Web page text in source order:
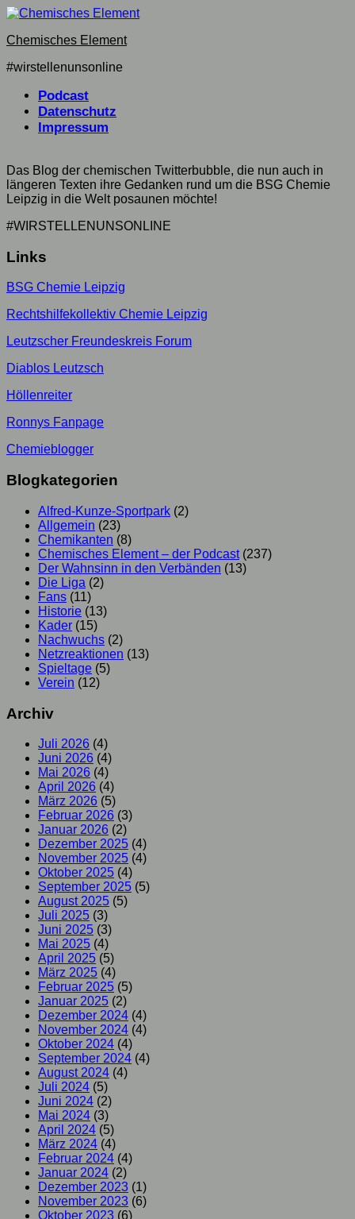
Skip
content
Chemisches Element
#wirstellenunsonline
Podcast
Datenschutz
Impressum
Das Blog der chemischen Twitterbubble, die nun auch in
längeren Texten ihre Gedanken rund um die BSG Chemie
Leipzig in die Welt posaunen möchte!
#WIRSTELLENUNSONLINE
Links
BSG Chemie Leipzig
Rechtshilfekollektiv Chemie Leipzig
Leutzscher Freundeskreis Forum
Diablos Leutzsch
Höllenreiter
Ronnys Fanpage
Chemieblogger
Blogkategorien
Alfred-Kunze-Sportpark (2)
Allgemein (23)
Chemikanten (8)
Chemisches Element – der Podcast(237)
Der Wahnsinn in den Verbänden (13)
Die Liga (2)
Fans (11)
Historie (13)
Kader (15)
Nachwuchs (2)
Netzreaktionen (13)
Spieltage (5)
Verein (12)
Archiv
Juli 2026 (4)
Juni 2026 (4)
Mai 2026 (4)
April 2026 (4)
März 2026 (5)
Februar 2026 (3)
Januar 2026 (2)
Dezember 2025 (4)
November 2025 (4)
Oktober 2025 (4)
September 2025 (5)
August 2025 (5)
Juli 2025 (3)
Juni 2025 (3)
Mai 2025 (4)
April 2025 (5)
März 2025 (4)
Februar 2025 (5)
Januar 2025 (2)
Dezember 2024 (4)
November 2024 (4)
Oktober 2024 (4)
September 2024 (4)
August 2024 (4)
Juli 2024 (5)
Juni 2024 (2)
Mai 2024 (3)
April 2024 (5)
März 2024 (4)
Februar 2024 (4)
Januar 2024 (2)
Dezember 2023 (1)
November 2023 (6)
Oktober 2023 (6)